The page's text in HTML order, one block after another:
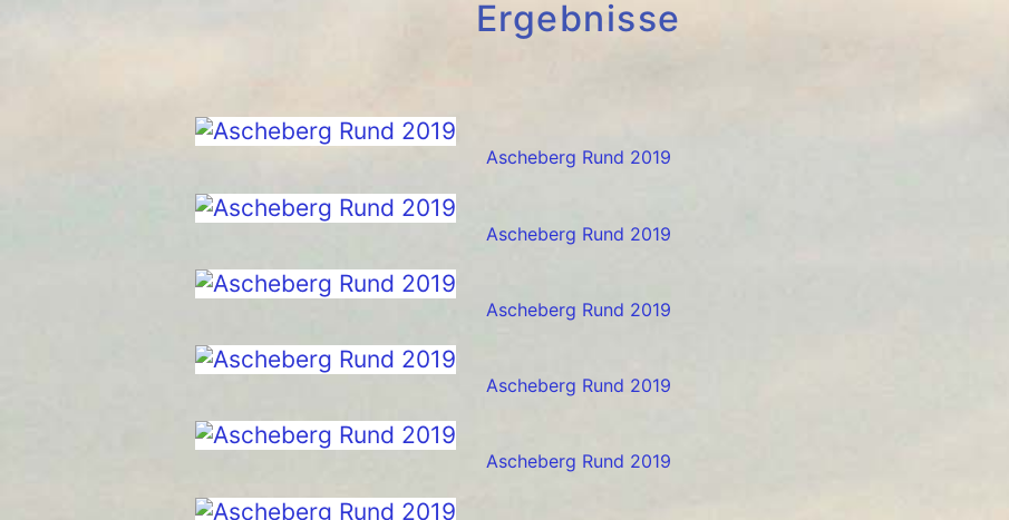
Ergebnisse
Ascheberg Rund 2019
Ascheberg Rund 2019
Ascheberg Rund 2019
Ascheberg Rund 2019
Ascheberg Rund 2019